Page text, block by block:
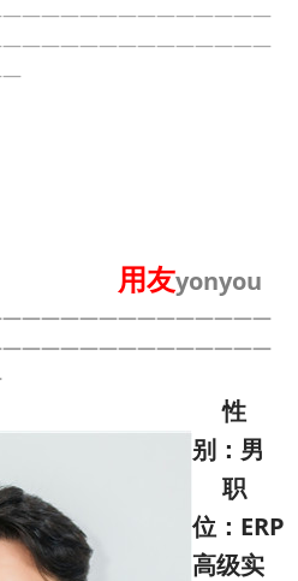
技术经理
yonyou
宏强 性
别：男
职
位：ERP
高级实